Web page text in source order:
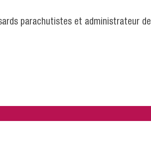
parachutistes et administrateur de